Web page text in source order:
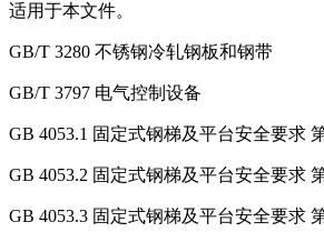
适用于本文件。
GB/T 3280 不锈钢冷轧钢板和钢带
GB/T 3797 电气控制设备
GB 4053.1 固定式钢梯及平台安全要求
GB 4053.2 固定式钢梯及平台安全要求
GB 4053.3 固定式钢梯及平台安全要求